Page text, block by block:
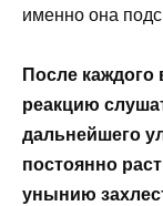
именно она
После каждого
реакцию
дальнейшего
постоянно
унынию